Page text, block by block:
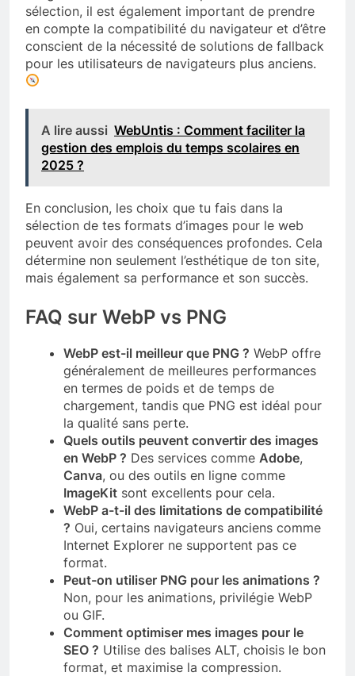
sélection, il est également important de prendre
en compte la compatibilité du navigateur et d’être
conscient de la nécessité de solutions de fallback
pour les utilisateurs de navigateurs plus anciens.
A lire aussi WebUntis : Comment faciliter la
gestion des emplois du temps scolaires en
2025 ?
En conclusion, les choix que tu fais dans la
sélection de tes formats d’images pour le web
peuvent avoir des conséquences profondes. Cela
détermine non seulement l’esthétique de ton site,
mais également sa performance et son succès.
FAQ sur WebP vs PNG
WebP est-il meilleur que PNG ? WebP offre
généralement de meilleures performances
en termes de poids et de temps de
chargement, tandis que PNG est idéal pour
la qualité sans perte.
Quels outils peuvent convertir des images
en WebP ? Des services comme Adobe,
Canva, ou des outils en ligne comme
ImageKit sont excellents pour cela.
WebP a-t-il des limitations de compatibilité
? Oui, certains navigateurs anciens comme
Internet Explorer ne supportent pas ce
format.
Peut-on utiliser PNG pour les animations ?
Non, pour les animations, privilégie WebP
ou GIF.
Comment optimiser mes images pour le
SEO ? Utilise des balises ALT, choisis le bon
format, et maximise la compression.